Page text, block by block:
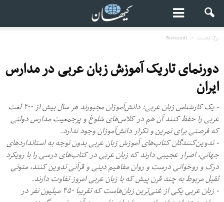
برگ نخست Featured1
دورنمای تاریک آموزش زبان عربی در مدارس
ایران
- یک کارشناس زبان عربی: دانش‌آموزان مجبورند هر سال بیش از ۲۰۰ لغت
عربی را حفظ کنند آن هم در کلاس‌های شلوغ و پرجمعیت مدارس دولتی
که فرصتی برای تمرین و تکرار دانش‌آموزان وجود ندارد.
- تدوین‌کنندگان کتاب‌های آموزش زبان عربی بدون توجه به استانداردهای
جهانی، اصرار عجیبی دارند که زبان عربی در کتاب‌های درسی را با رویکرد
درک و روخوانی درست و روان مفاهیم دینی و قرآنی تدوین کنند، متونی
ثقیل مربوط به چند قرن پیش که با زبان عربی امروز تفاوت دارند.
- زبان عربی یکی از غنی‌ترین زبان‌هاست که تقریبا ۴۵۰ میلیون نفر در